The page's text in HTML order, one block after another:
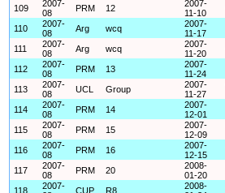
109
2007-
08
PRM 12
2007-
11-10
110
2007-
08
Arg wcq
2007-
11-17
111
2007-
08
Arg wcq
2007-
11-20
112
2007-
08
PRM 13
2007-
11-24
113
2007-
08
UCL Group
2007-
11-27
114
2007-
08
PRM 14
2007-
12-01
115
2007-
08
PRM 15
2007-
12-09
116
2007-
08
PRM 16
2007-
12-15
117
2007-
08
PRM 20
2008-
01-20
118
2007-
CUP R8
2008-